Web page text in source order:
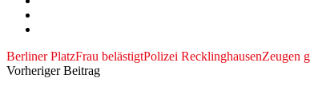
Berliner PlatzFrau belästigtPolizei RecklinghausenZeugen
Vorheriger Beitrag